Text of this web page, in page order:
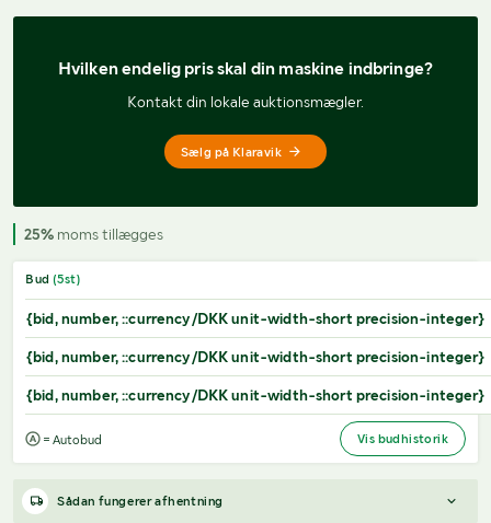
Hvilken endelig pris skal din maskine indbringe?
Kontakt din lokale auktionsmægler.
Sælg på Klaravik
25% moms tillægges
Bud (5st)
{bid, number, ::currency/DKK unit-width-short precision-integer}
{bid, number, ::currency/DKK unit-width-short precision-integer}
{bid, number, ::currency/DKK unit-width-short precision-integer}
= Autobud Vis budhistorik
Sådan fungerer afhentning